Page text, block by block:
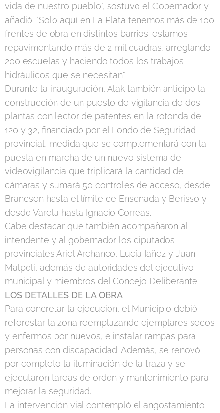
vida de nuestro pueblo", sostuvo el Gobernador y
añadió: "Solo aquí en La Plata tenemos más de 100
frentes de obra en distintos barrios: estamos
repavimentando más de 2 mil cuadras, arreglando
200 escuelas y haciendo todos los trabajos
hidráulicos que se necesitan".
Durante la inauguración, Alak también anticipó la
construcción de un puesto de vigilancia de dos
plantas con lector de patentes en la rotonda de
120 y 32, financiado por el Fondo de Seguridad
provincial, medida que se complementará con la
puesta en marcha de un nuevo sistema de
videovigilancia que triplicará la cantidad de
cámaras y sumará 50 controles de acceso, desde
Brandsen hasta el límite de Ensenada y Berisso y
desde Varela hasta Ignacio Correas.
Cabe destacar que también acompañaron al
intendente y al gobernador los diputados
provinciales Ariel Archanco, Lucía Iañez y Juan
Malpeli, además de autoridades del ejecutivo
municipal y miembros del Concejo Deliberante.
LOS DETALLES DE LA OBRA
Para concretar la ejecución, el Municipio debió
reforestar la zona reemplazando ejemplares secos
y enfermos por nuevos, e instalar rampas para
personas con discapacidad. Además, se renovó
por completo la iluminación de la traza y se
ejecutaron tareas de orden y mantenimiento para
mejorar la seguridad.
La intervención vial contempló el angostamiento